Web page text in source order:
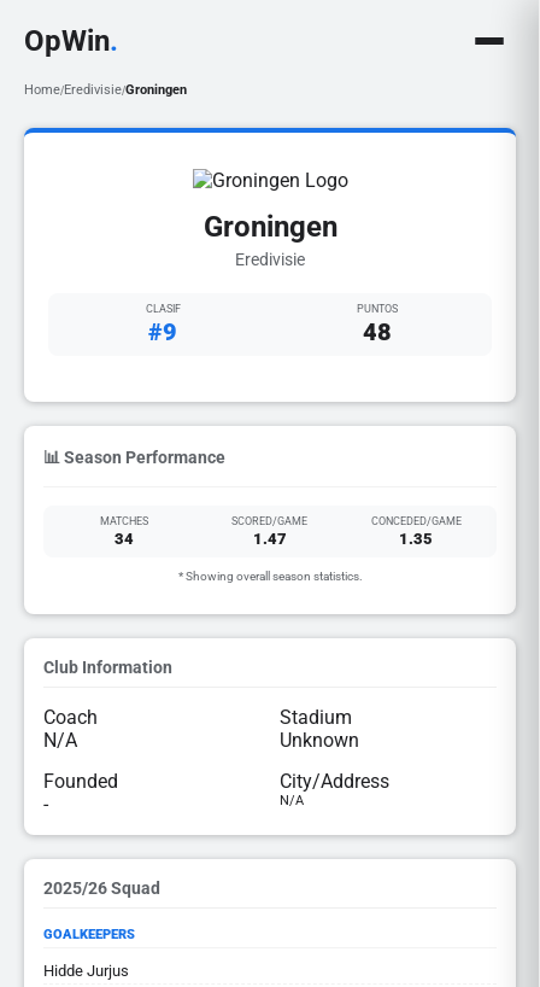
OpWin.
Home/Eredivisie/Groningen
Groningen
Eredivisie
CLASIF
#9
PUNTOS
48
📊 Season Performance
MATCHES
34
SCORED/GAME
1.47
CONCEDED/GAME
1.35
* Showing overall season statistics.
Club Information
Coach
N/A
Stadium
Unknown
Founded
-
City/Address
N/A
2025/26 Squad
GOALKEEPERS
Hidde Jurjus